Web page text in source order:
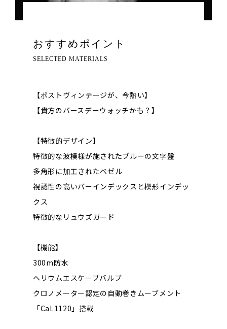
おすすめポイント
SELECTED MATERIALS
【ポストヴィンテージが、今熱い】
【貴方のバースデーウォッチかも？】
【特徴的デザイン】
特徴的な波模様が施されたブルーの文字盤
多角形に加工されたベゼル
視認性の高いバーインデックスと楔形インデッ
クス
特徴的なリュウズガード
【機能】
300m防水
ヘリウムエスケープバルブ
クロノメーター認定の自動巻きムーブメント
「Cal.1120」搭載